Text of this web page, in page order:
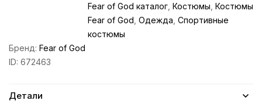
Fear of God каталог Костюмы Костюмы
Fear of God Одежда Спортивные
костюмы
Бренд: Fear of God
ID: 672463
Детали